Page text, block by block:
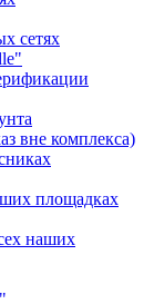
сетях
вне комплекса)
площадках
наших